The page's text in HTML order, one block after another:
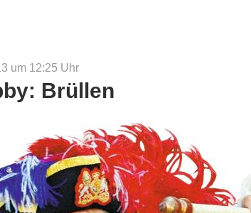
um 12:25 Uhr
Brüllen